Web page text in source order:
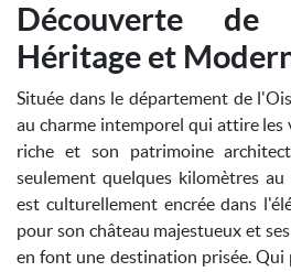
Découverte
Héritage et
Située dans le département de
au charme intemporel qui attire
riche et son patrimoine
seulement quelques kilomètres
est culturellement encrée dans
pour son château majestueux et
en font une destination prisée. Qui